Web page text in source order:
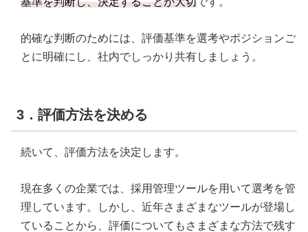
的確な判断のためには、評価基準を選考やポジションご
とに明確にし、社内でしっかり共有しましょう。
3．評価方法を決める
続いて、評価方法を決定します。
現在多くの企業では、採用管理ツールを用いて選考を管
理しています。しかし、近年さまざまなツールが登場し
ていることから、評価についてもさまざまな方法で残す